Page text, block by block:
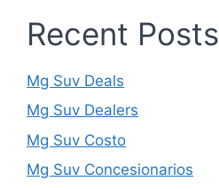
Recent Posts
Mg Suv Deals
Mg Suv Dealers
Mg Suv Costo
Mg Suv Concesionarios